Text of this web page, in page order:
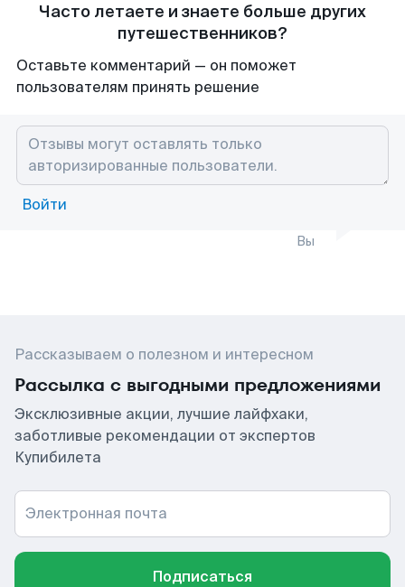
Часто летаете и знаете больше других
путешественников?
Оставьте комментарий — он поможет
пользователям принять решение
Войти
Вы
Рассказываем о полезном и интересном
Рассылка с выгодными предложениями
Эксклюзивные акции, лучшие лайфхаки,
заботливые рекомендации от экспертов
Купибилета
Электронная почта
Подписаться